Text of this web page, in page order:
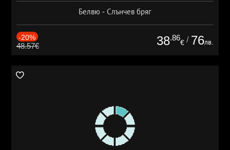
Белвю - Слънчев бряг
-20%
48.57€ 38.86
€ / 76лв.